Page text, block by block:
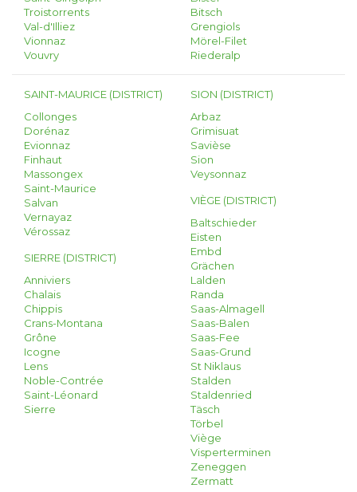
Troistorrents
Val-d'Illiez
Vionnaz
Vouvry
Bitsch
Grengiols
Mörel-Filet
Riederalp
SAINT-MAURICE (DISTRICT)
Collonges
Dorénaz
Evionnaz
Finhaut
Massongex
Saint-Maurice
Salvan
Vernayaz
Vérossaz
SIERRE (DISTRICT)
Anniviers
Chalais
Chippis
Crans-Montana
Grône
Icogne
Lens
Noble-Contrée
Saint-Léonard
Sierre
SION (DISTRICT)
Arbaz
Grimisuat
Savièse
Sion
Veysonnaz
VIÈGE (DISTRICT)
Baltschieder
Eisten
Embd
Grächen
Lalden
Randa
Saas-Almagell
Saas-Balen
Saas-Fee
Saas-Grund
St Niklaus
Stalden
Staldenried
Täsch
Törbel
Viège
Visperterminen
Zeneggen
Zermatt